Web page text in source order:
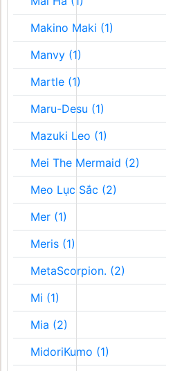
Makino Maki (1)
Manvy (1)
Martle (1)
Maru-Desu (1)
Mazuki Leo (1)
Mei The Mermaid (2)
Meo Lục Sắc (2)
Mer (1)
Meris (1)
MetaScorpion. (2)
Mi (1)
Mia (2)
MidoriKumo (1)